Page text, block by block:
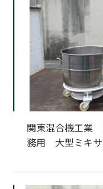
関東混合機工
務用 大型ミキ